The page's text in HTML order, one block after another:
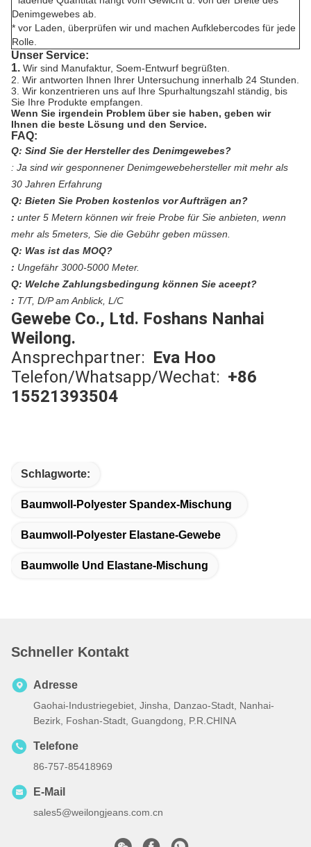
Denimgewebes ab.
* vor Laden, überprüfen wir und machen Aufklebercodes für jede
Rolle.
Unser Service:
1. Wir sind Manufaktur, Soem-Entwurf begrüßten.
2. Wir antworten Ihnen Ihrer Untersuchung innerhalb 24 Stunden.
3. Wir konzentrieren uns auf Ihre Spurhaltungszahl ständig, bis
Sie Ihre Produkte empfangen.
Wenn Sie irgendein Problem über sie haben, geben wir
Ihnen die beste Lösung und den Service.
FAQ:
Q: Sind Sie der Hersteller des Denimgewebes?
: Ja sind wir gesponnener Denimgewebehersteller mit mehr als
30 Jahren Erfahrung
Q: Bieten Sie Proben kostenlos vor Aufträgen an?
: unter 5 Metern können wir freie Probe für Sie anbieten, wenn
mehr als 5meters, Sie die Gebühr geben müssen.
Q: Was ist das MOQ?
: Ungefähr 3000-5000 Meter.
Q: Welche Zahlungsbedingung können Sie aceept?
: T/T, D/P am Anblick, L/C
Gewebe Co., Ltd. Foshans Nanhai
Weilong.
Ansprechpartner: Eva Hoo
Telefon/Whatsapp/Wechat: +86
15521393504
Schlagworte:
Baumwoll-Polyester Spandex-Mischung
Baumwoll-Polyester Elastane-Gewebe
Baumwolle Und Elastane-Mischung
Schneller Kontakt
Adresse
Gaohai-Industriegebiet, Jinsha, Danzao-Stadt, Nanhai-
Bezirk, Foshan-Stadt, Guangdong, P.R.CHINA
Telefone
86-757-85418969
E-Mail
sales5@weilongjeans.com.cn